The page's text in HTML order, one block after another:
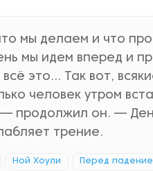
мы делаем и что
мы идем вперед и
это… Так вот,
человек утром
продолжил он. —
трение.
Ной Хоули Перед